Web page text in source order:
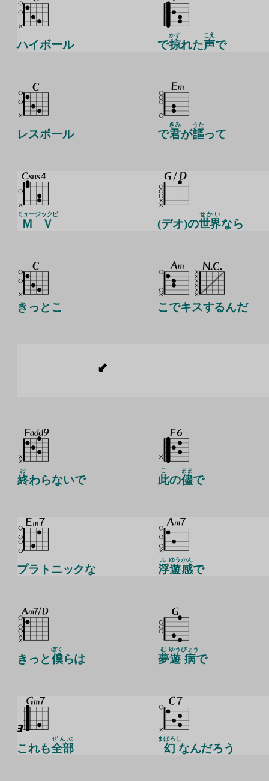
ハイボール で掠
かす
れた声
こえ
で
レスポール で君
きみ
が謳
うた
って
ＭＶ
ミュージックビ
(デオ)の世界
せかい
なら
きっとこ こでキスするんだ
終
お
わらないで 此
こ
の儘
まま
で
プラトニックな 浮
ふ
遊
ゆう
感
かん
で
きっと僕
ぼく
らは 夢
む
遊
ゆう
病
びょう
で
これも全部
ぜんぶ
幻
まぼろし
なんだろう